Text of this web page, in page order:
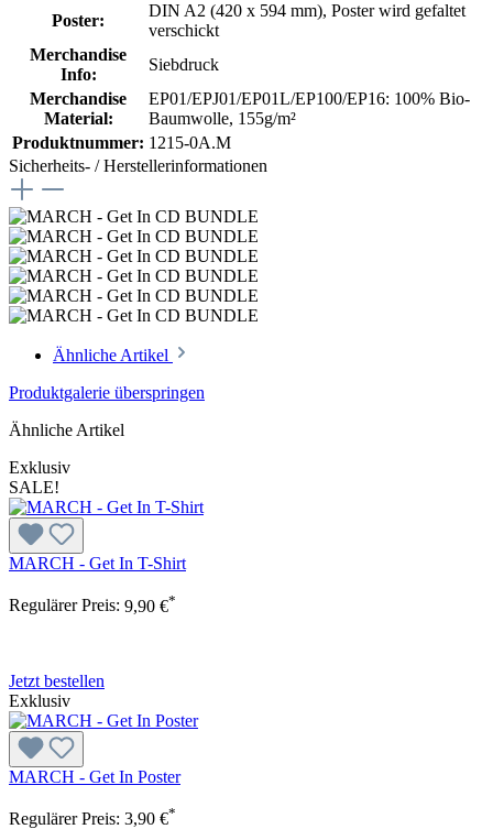
Poster:
DIN A2 (420 x 594 mm), Poster wird gefaltet
verschickt
Merchandise
Info:
Siebdruck
Merchandise
Material:
EP01/EPJ01/EP01L/EP100/EP16: 100% Bio-
Baumwolle, 155g/m²
Produktnummer: 1215-0A.M
Sicherheits- / Herstellerinformationen
Ähnliche Artikel
Produktgalerie überspringen
Ähnliche Artikel
Exklusiv
SALE!
MARCH - Get In T-Shirt
Regulärer Preis: 9,90 €*
Jetzt bestellen
Exklusiv
MARCH - Get In Poster
Regulärer Preis: 3,90 €*